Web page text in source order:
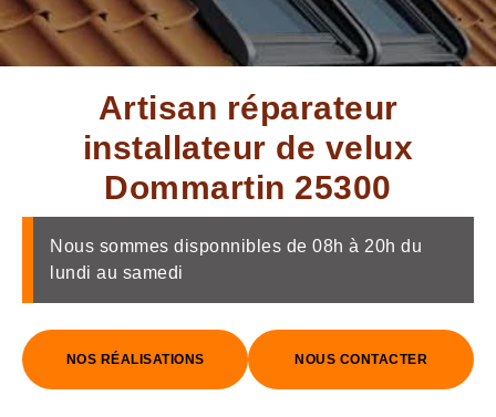
Artisan réparateur
installateur de velux
Dommartin 25300
Nous sommes disponnibles de 08h à 20h du
lundi au samedi
NOS RÉALISATIONS NOUS CONTACTER